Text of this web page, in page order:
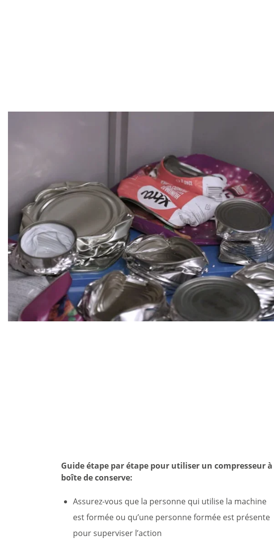
Guide étape par étape pour utiliser un compresseur à
boîte de conserve:
Assurez-vous que la personne qui utilise la machine
est formée ou qu’une personne formée est présente
pour superviser l’action